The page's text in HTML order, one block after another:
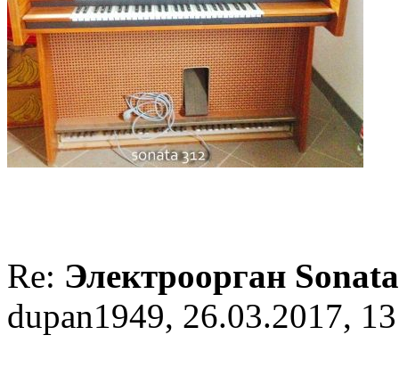
Re: Электроорган
dupan1949, 26.03.2017,